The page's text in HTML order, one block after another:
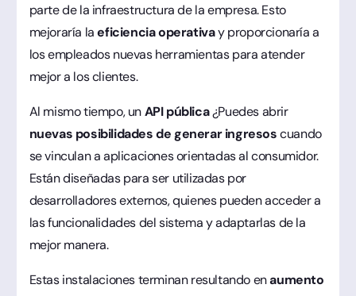
parte de la infraestructura de la empresa. Esto
mejoraría laeficiencia operativay proporcionaría a
los empleados nuevas herramientas para atender
mejor a los clientes.
Al mismo tiempo, unAPI pública¿Puedes abrir
nuevas posibilidades de generar ingresoscuando
se vinculan a aplicaciones orientadas al consumidor.
Están diseñadas para ser utilizadas por
desarrolladores externos, quienes pueden acceder a
las funcionalidades del sistema y adaptarlas de la
mejor manera.
Estas instalaciones terminan resultando enaumento